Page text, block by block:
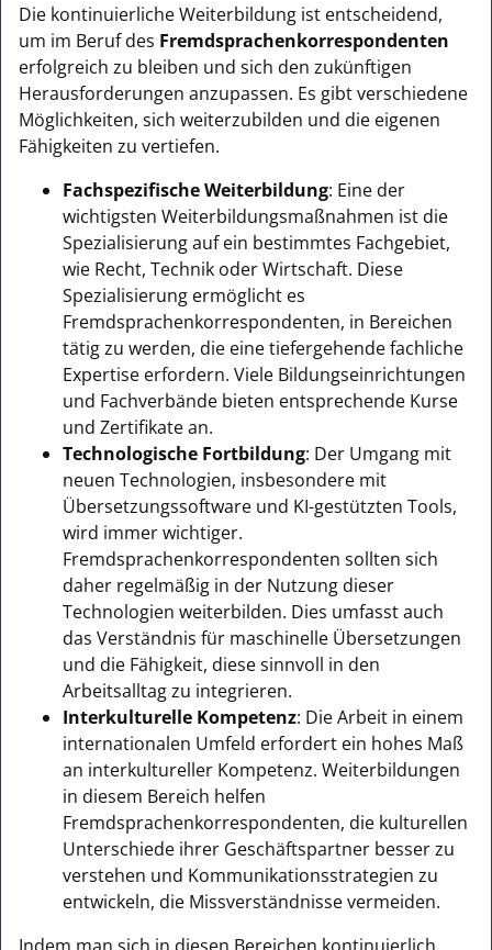
Die kontinuierliche Weiterbildung ist entscheidend,
um im Beruf des Fremdsprachenkorrespondenten
erfolgreich zu bleiben und sich den zukünftigen
Herausforderungen anzupassen. Es gibt verschiedene
Möglichkeiten, sich weiterzubilden und die eigenen
Fähigkeiten zu vertiefen.
Fachspezifische Weiterbildung: Eine der
wichtigsten Weiterbildungsmaßnahmen ist die
Spezialisierung auf ein bestimmtes Fachgebiet,
wie Recht, Technik oder Wirtschaft. Diese
Spezialisierung ermöglicht es
Fremdsprachenkorrespondenten, in Bereichen
tätig zu werden, die eine tiefergehende fachliche
Expertise erfordern. Viele Bildungseinrichtungen
und Fachverbände bieten entsprechende Kurse
und Zertifikate an.
Technologische Fortbildung: Der Umgang mit
neuen Technologien, insbesondere mit
Übersetzungssoftware und KI-gestützten Tools,
wird immer wichtiger.
Fremdsprachenkorrespondenten sollten sich
daher regelmäßig in der Nutzung dieser
Technologien weiterbilden. Dies umfasst auch
das Verständnis für maschinelle Übersetzungen
und die Fähigkeit, diese sinnvoll in den
Arbeitsalltag zu integrieren.
Interkulturelle Kompetenz: Die Arbeit in einem
internationalen Umfeld erfordert ein hohes Maß
an interkultureller Kompetenz. Weiterbildungen
in diesem Bereich helfen
Fremdsprachenkorrespondenten, die kulturellen
Unterschiede ihrer Geschäftspartner besser zu
verstehen und Kommunikationsstrategien zu
entwickeln, die Missverständnisse vermeiden.
Indem man sich in diesen Bereichen kontinuierlich